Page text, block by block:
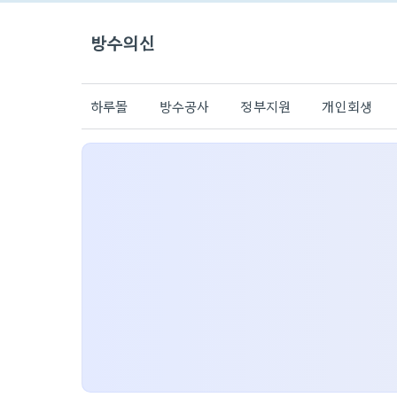
방수의신
하루몰 방수공사 정부지원 개인회생